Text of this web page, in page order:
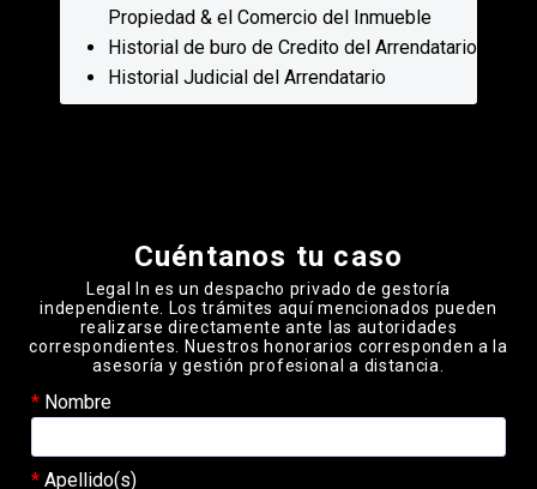
Propiedad & el Comercio del Inmueble
Historial de buro de Credito del Arrendatario
Historial Judicial del Arrendatario
Cuéntanos tu caso
Legal In es un despacho privado de gestoría
independiente. Los trámites aquí mencionados pueden
realizarse directamente ante las autoridades
correspondientes. Nuestros honorarios corresponden a la
asesoría y gestión profesional a distancia.
Nombre
Apellido(s)
Please leave this field empty.